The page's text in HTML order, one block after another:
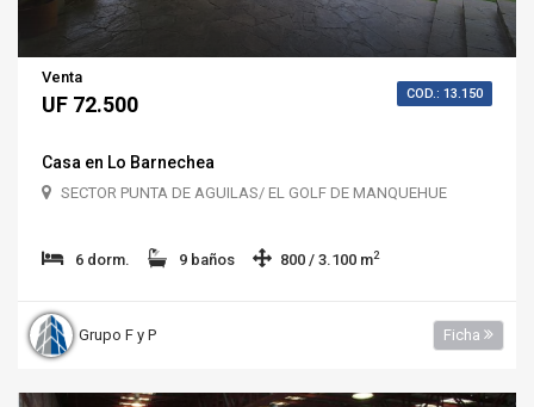
Venta
UF 72.500 COD.: 13.150
Casa en Lo Barnechea
SECTOR PUNTA DE AGUILAS/ EL GOLF DE MANQUEHUE
6 dorm. 9 baños 800 / 3.100 m2
Grupo F y P Ficha